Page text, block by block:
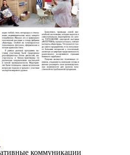
коммуникации